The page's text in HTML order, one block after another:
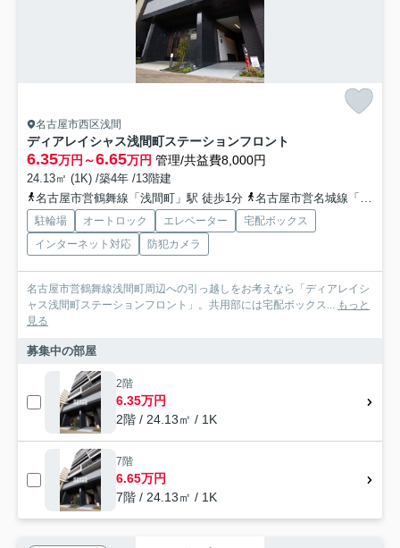
名古屋市西区浅間
ディアレイシャス浅間町ステーションフロント
6.35万円～6.65万円 管理/共益費8,000円
24.13㎡ (1K) /築4年 /13階建
名古屋市営鶴舞線「浅間町」駅 徒歩1分
名古屋市営名城線「名古屋城」駅 徒歩20分
駐輪場 オートロック エレベーター
宅配ボックス
インターネット対応
防犯カメラ
名古屋市営鶴舞線浅間町周辺への引っ越しをお考えなら「ディアレイシ
ャス浅間町ステーションフロント」。共用部には宅配ボックス... もっと
見る
募集中の部屋
2階
6.35万円
2階 / 24.13㎡ / 1K
7階
6.65万円
7階 / 24.13㎡ / 1K